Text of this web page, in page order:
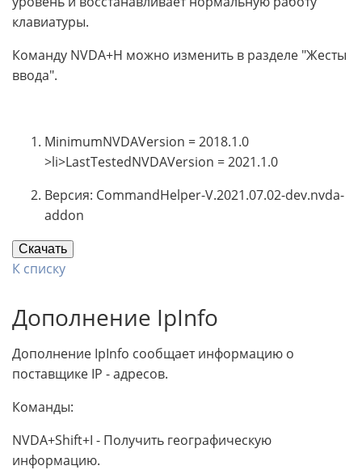
клавиатуры.
Команду NVDA+H можно изменить в разделе "Жесты
ввода".
MinimumNVDAVersion = 2018.1.0
>li>LastTestedNVDAVersion = 2021.1.0
Версия: CommandHelper-V.2021.07.02-dev.nvda-
addon
Скачать
К списку
Дополнение IpInfo
Дополнение IpInfo сообщает информацию о
поставщике IP - адресов.
Команды:
NVDA+Shift+I - Получить географическую
информацию.